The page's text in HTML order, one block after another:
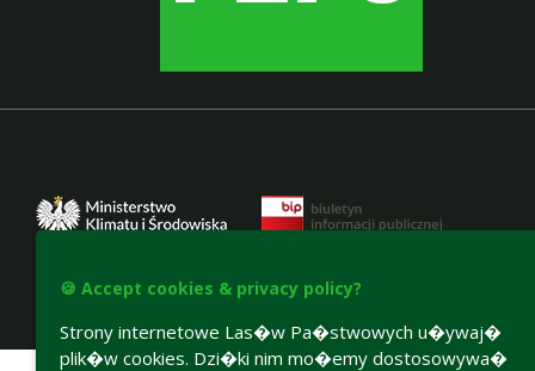
Accesibility declaration
🍪 Accept cookies & privacy policy?
Strony internetowe Las�w Pa�stwowych u�ywaj�
plik�w cookies. Dzi�ki nim mo�emy dostosowywa�